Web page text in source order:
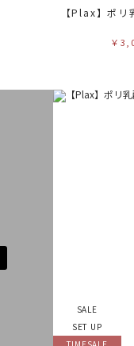
￥
SALE
SET UP